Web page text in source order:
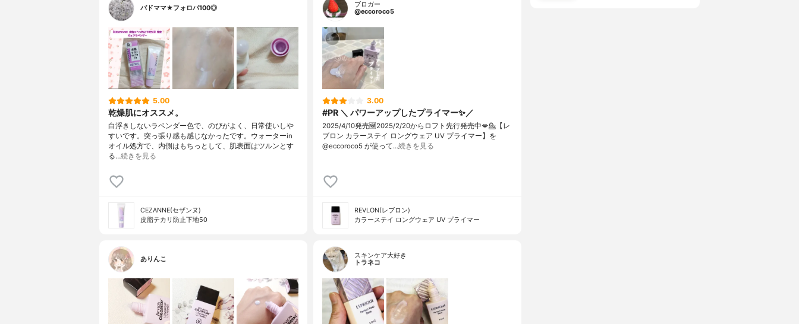
バドママ★フォロバ100◎
5.00
乾燥肌にオススメ。
白浮きしないラベンダー色で、のびがよく、日常使いしや
すいです。突っ張り感も感じなかったです。ウォーターin
オイル処方で、内側はもちっとして、肌表面はツルンとす
る…続きを見る
CEZANNE(セザンヌ)
皮脂テカリ防止下地50
ブロガー
@eccoroco5
3.00
#PR ＼ パワーアップしたプライマー✨／
2025/4/10発売🆕2025/2/20からロフト先行発売中💋⁡⁡💁【レ
ブロン カラーステイ ロングウェア UV プライマー】を
@eccoroco5 が使って…続きを見る
REVLON(レブロン)
カラーステイ ロングウェア UV プライマー
ありんこ
スキンケア大好き
トラネコ